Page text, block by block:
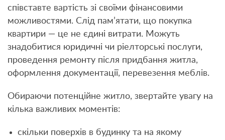
співставте вартість зі своїми фінансовими
можливостями. Слід пам’ятати, що покупка
квартири — це не єдині витрати. Можуть
знадобитися юридичні чи ріелторські послуги,
проведення ремонту після придбання житла,
оформлення документації, перевезення меблів.
Обираючи потенційне житло, звертайте увагу на
кілька важливих моментів:
скільки поверхів в будинку та на якому